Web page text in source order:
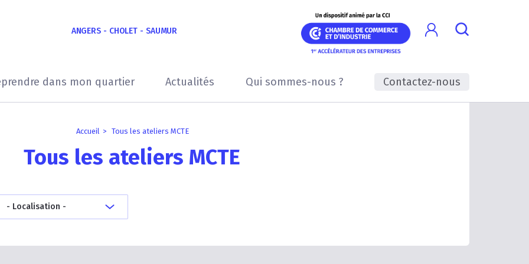
ANGERS - CHOLET - SAUMUR
dans mon quartier Actualités Qui sommes-nous ? Contactez-nous
Accueil Tous les ateliers MCTE
Tous les ateliers MCTE